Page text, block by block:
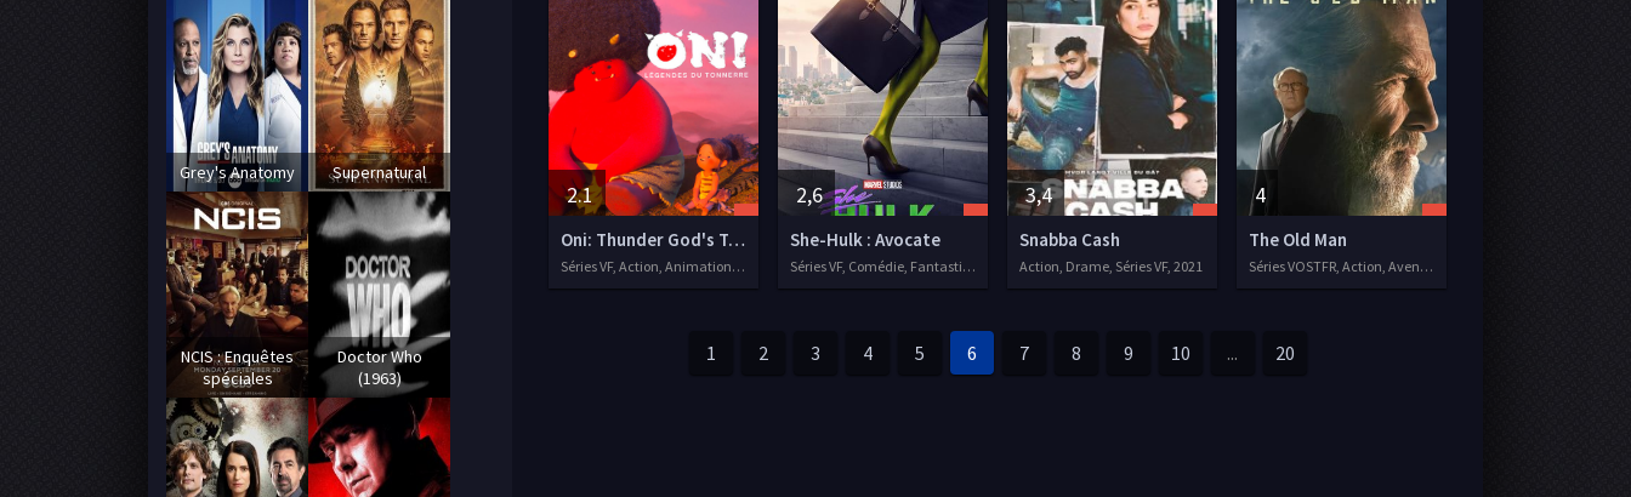
2.1
Oni: Thunder God's Tale
Séries VF, Action, Animation, Aventure
2,6
She-Hulk : Avocate
Séries VF, Comédie, Fantastique, Action, Judiciaire
3,4
Snabba Cash
Action, Drame, Séries VF, 2021
4
The Old Man
Séries VOSTFR, Action, Aventure, Drame
1 2 3 4 5 6 7 8 9 10 ... 20
Grey's Anatomy Supernatural
NCIS : Enquêtes
spéciales
Doctor Who
(1963)